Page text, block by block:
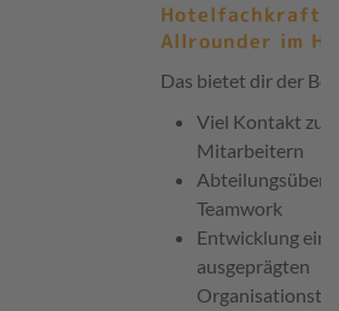
Hotelfachkraft
Allrounder im
Das bietet dir der
Viel Kontakt zu
Mitarbeitern
Teamwork
Entwicklung
ausgeprägten